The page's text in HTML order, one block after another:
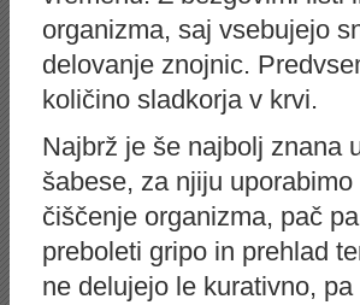
organizma, saj vsebujejo
delovanje znojnic.
količino sladkorja v krvi.
Najbrž je še najbolj znana
šabese, za njiju
čiščenje organizma, pač
preboleti gripo in prehlad
ne delujejo le kurativno,